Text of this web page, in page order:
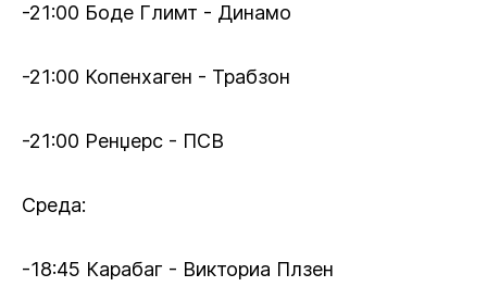
-21:00 Боде Глимт - Динамо
-21:00 Копенхаген - Трабзон
-21:00 Ренџерс - ПСВ
Среда:
-18:45 Карабаг - Викториа Плзен